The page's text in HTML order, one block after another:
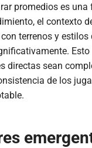
promedios es una
el contexto
terrenos y estilos
Esto
directas sean
de los